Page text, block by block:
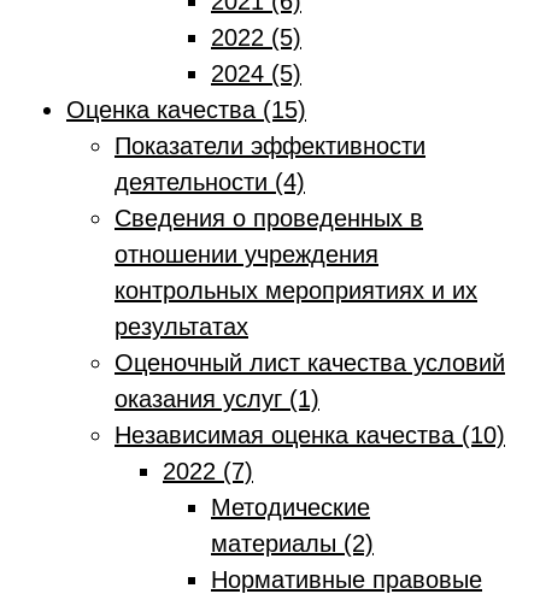
2022 (5)
2024 (5)
Оценка качества (15)
Показатели эффективности
деятельности (4)
Сведения о проведенных в
отношении учреждения
контрольных мероприятиях и их
результатах
Оценочный лист качества условий
оказания услуг (1)
Независимая оценка качества (10)
2022 (7)
Методические
материалы (2)
Нормативные правовые